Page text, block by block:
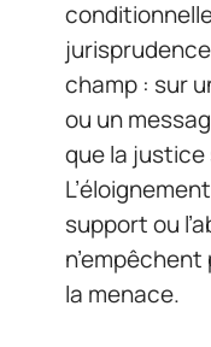
champ : sur
ou un
que la justice
support ou
la menace.